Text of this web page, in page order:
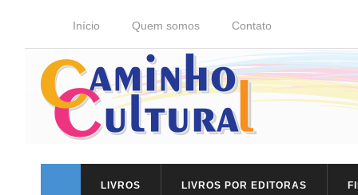
Início Quem somos Contato
LIVROS LIVROS POR EDITORAS